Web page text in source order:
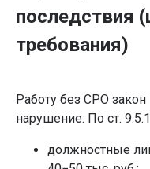
последствия
требования)
Работу без СРО
нарушение. По ст.
должностные